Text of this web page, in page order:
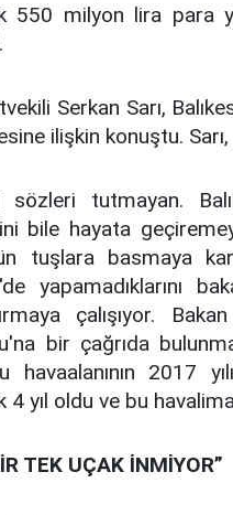
550 milyon lira para
Serkan Sarı,
ilişkin konuştu.
sözleri tutmayan.
bile hayata
tuşlara basmaya
yapamadıklarını
çalışıyor.
bir çağrıda
havaalanının 2017
4 yıl oldu ve bu
TEK UÇAK İNMİYOR”